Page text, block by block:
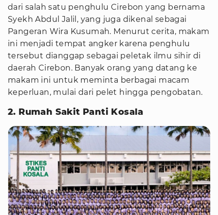
dari salah satu penghulu Cirebon yang bernama
Syekh Abdul Jalil, yang juga dikenal sebagai
Pangeran Wira Kusumah. Menurut cerita, makam
ini menjadi tempat angker karena penghulu
tersebut dianggap sebagai peletak ilmu sihir di
daerah Cirebon. Banyak orang yang datang ke
makam ini untuk meminta berbagai macam
keperluan, mulai dari pelet hingga pengobatan.
2. Rumah Sakit Panti Kosala